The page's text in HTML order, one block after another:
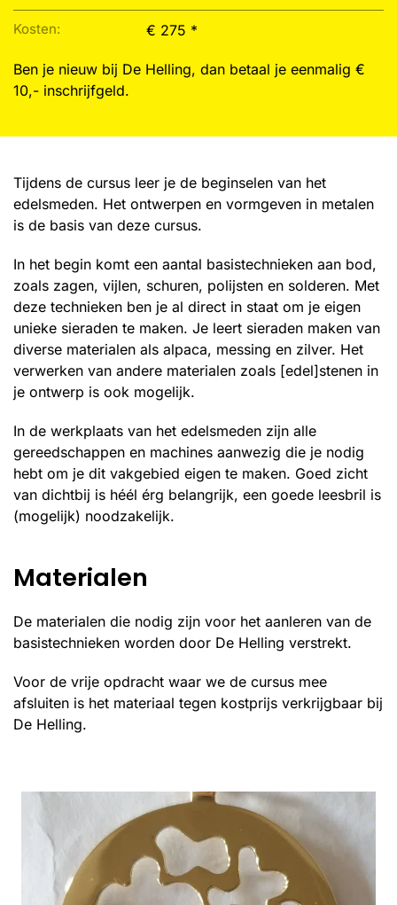
Kosten: € 275 *
Ben je nieuw bij De Helling, dan betaal je eenmalig €
10,- inschrijfgeld.
Tijdens de cursus leer je de beginselen van het
edelsmeden. Het ontwerpen en vormgeven in metalen
is de basis van deze cursus.
In het begin komt een aantal basistechnieken aan bod,
zoals zagen, vijlen, schuren, polijsten en solderen. Met
deze technieken ben je al direct in staat om je eigen
unieke sieraden te maken. Je leert sieraden maken van
diverse materialen als alpaca, messing en zilver. Het
verwerken van andere materialen zoals [edel]stenen in
je ontwerp is ook mogelijk.
In de werkplaats van het edelsmeden zijn alle
gereedschappen en machines aanwezig die je nodig
hebt om je dit vakgebied eigen te maken. Goed zicht
van dichtbij is héél érg belangrijk, een goede leesbril is
(mogelijk) noodzakelijk.
Materialen
De materialen die nodig zijn voor het aanleren van de
basistechnieken worden door De Helling verstrekt.
Voor de vrije opdracht waar we de cursus mee
afsluiten is het materiaal tegen kostprijs verkrijgbaar bij
De Helling.